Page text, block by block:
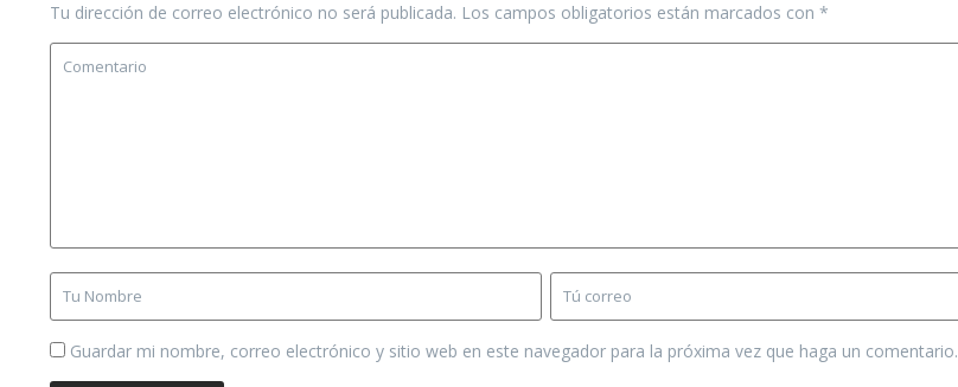
Tu dirección de correo electrónico no será publicada. Los campos obligatorios están marcados con *
Guardar mi nombre, correo electrónico y sitio web en este navegador para la próxima vez que haga un comentario.